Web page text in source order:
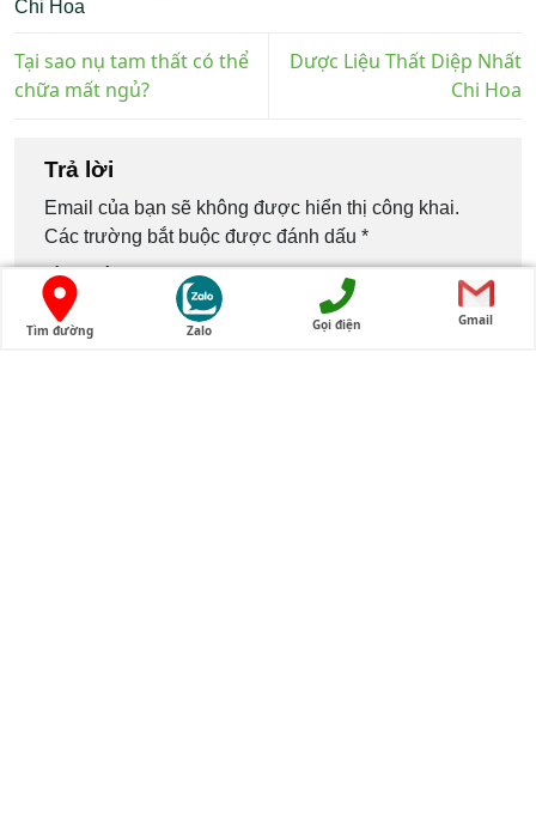
Chi Hoa
Tại sao nụ tam thất có thể
chữa mất ngủ?
Dược Liệu Thất Diệp Nhất
Chi Hoa
Trả lời
Email của bạn sẽ không được hiển thị công khai.
Các trường bắt buộc được đánh dấu *
Bình luận*
Tìm đường Zalo Gọi điện Gmail